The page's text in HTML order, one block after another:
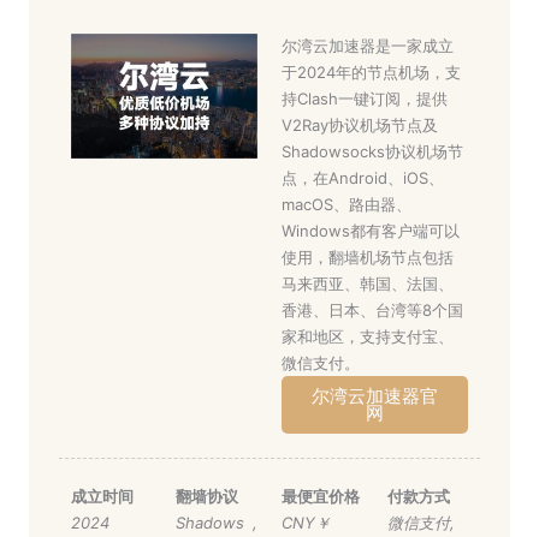
尔湾云加速器是一家成立
于2024年的节点机场，支
持Clash一键订阅，提供
V2Ray协议机场节点及
Shadowsocks协议机场节
点，在Android、iOS、
macOS、路由器、
Windows都有客户端可以
使用，翻墙机场节点包括
马来西亚、韩国、法国、
香港、日本、台湾等8个国
家和地区，支持支付宝、
微信支付。
尔湾云加速器官
网
成立时间
2024
翻墙协议
Shadows ,
最便宜价格
CNY￥
付款方式
微信支付,